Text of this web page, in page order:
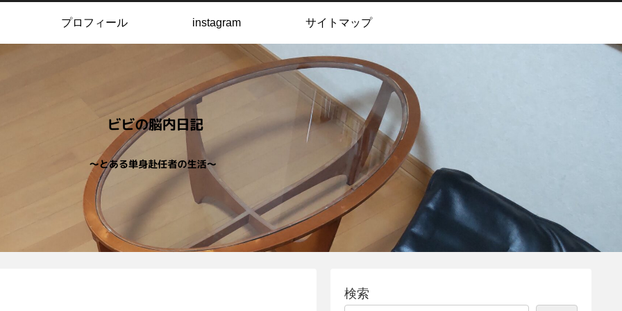
プロフィール instagram サイトマップ
検索